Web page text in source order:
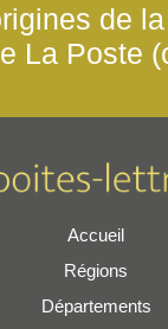
de
La Poste
Accueil
Régions
Départements